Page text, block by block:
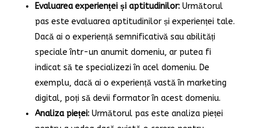
Evaluarea experienței și aptitudinilor:Următorul
pas este evaluarea aptitudinilor și experienței tale.
Dacă ai o experiență semnificativă sau abilități
speciale într-un anumit domeniu, ar putea fi
indicat să te specializezi în acel domeniu. De
exemplu, dacă ai o experiență vastă în marketing
digital, poți să devii formator în acest domeniu.
Analiza pieței:Următorul pas este analiza pieței